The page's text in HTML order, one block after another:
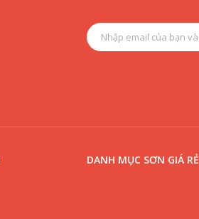
DANH MỤC SƠN GIÁ RẺ